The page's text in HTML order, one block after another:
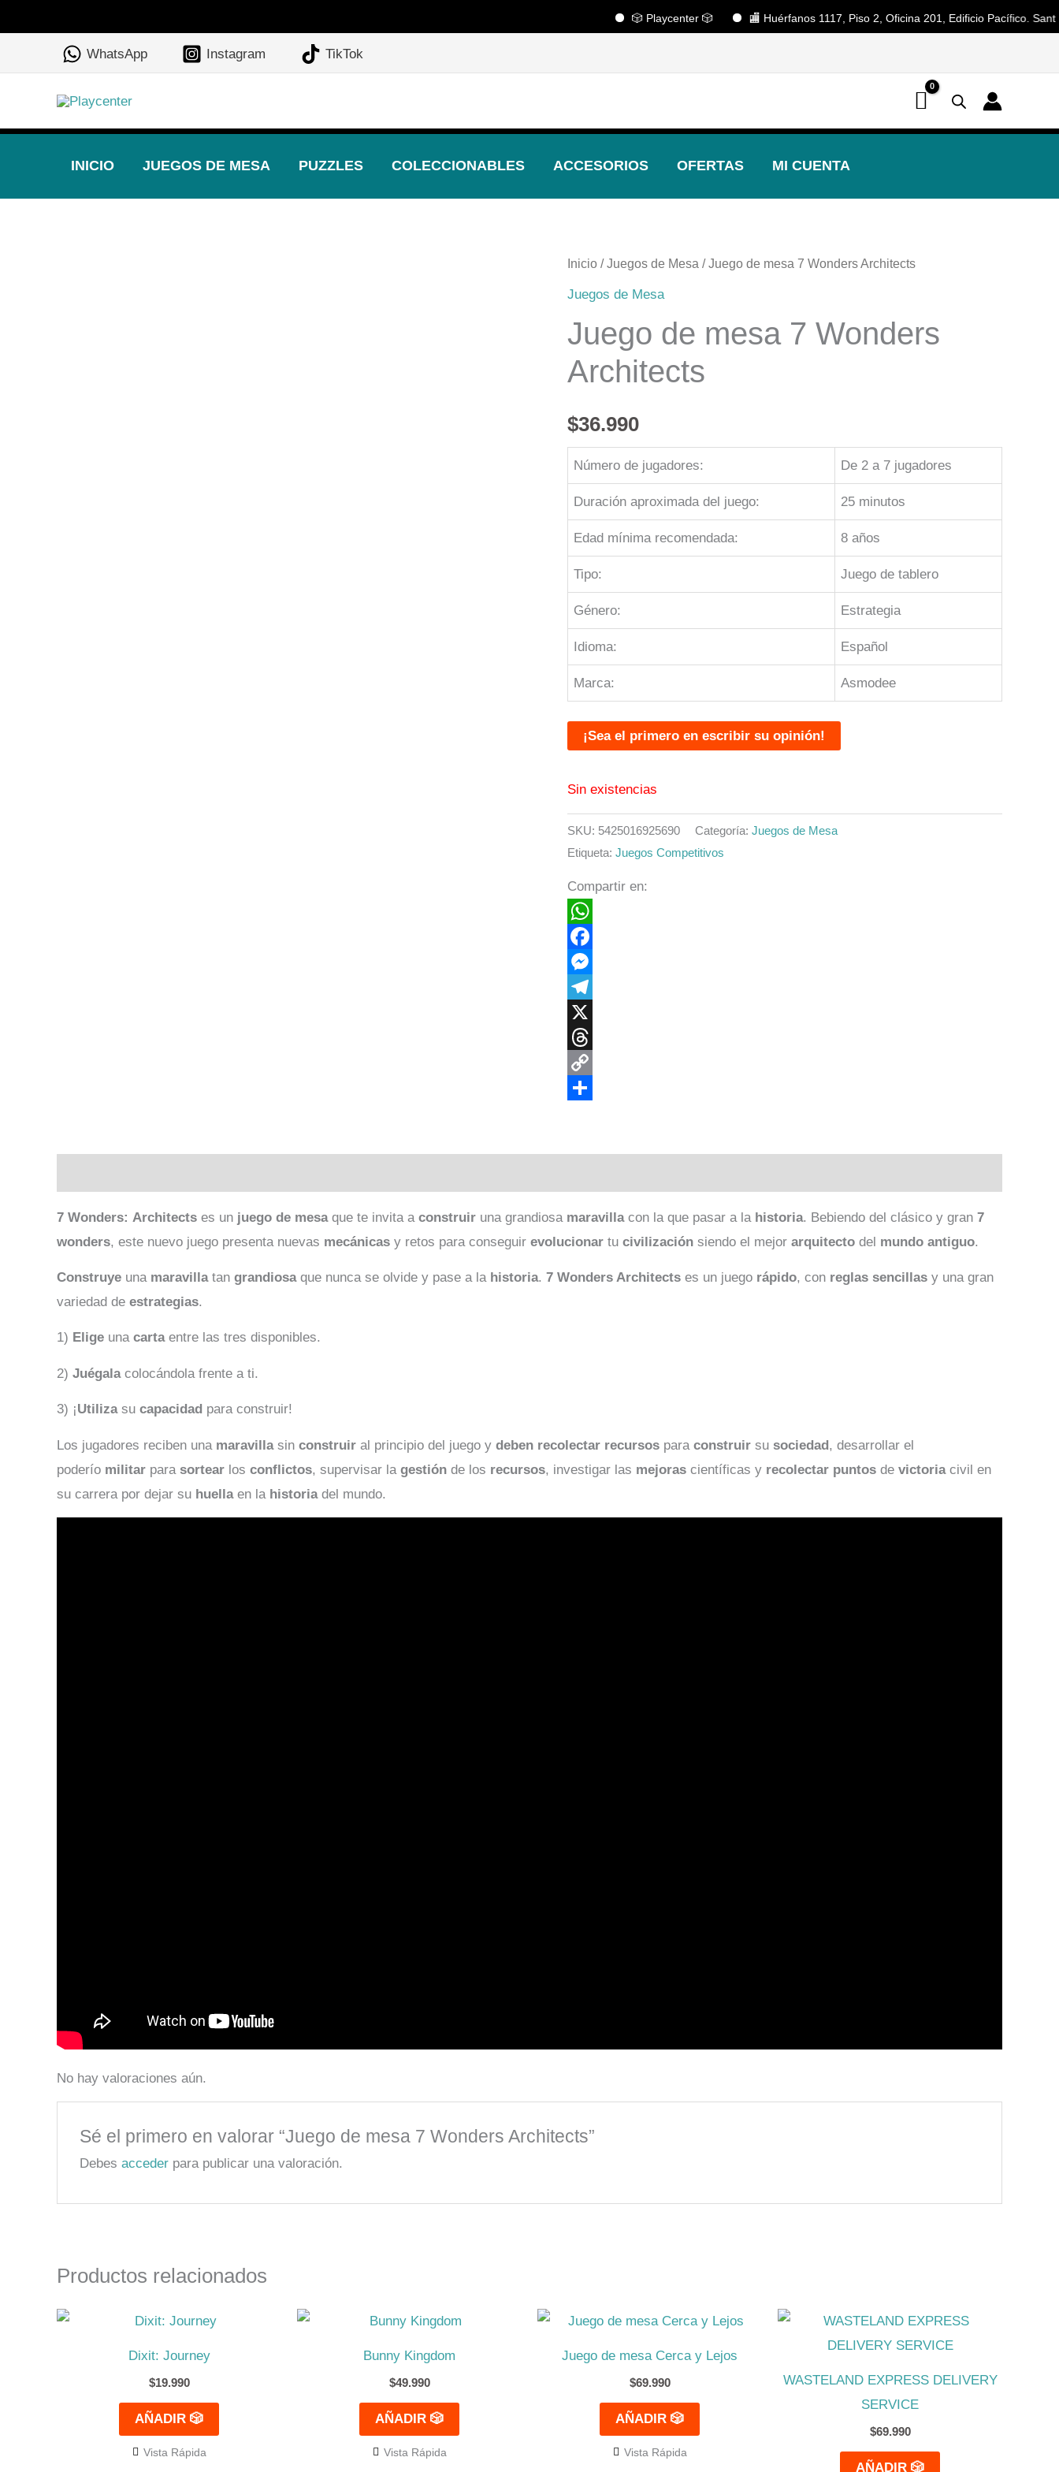
🎲 Playcenter 🎲 🏬 Huérfanos 1117, Piso 2, Oficina 201, Edificio Pacífico. Santiago
al
WhatsApp Instagram TikTok
INICIO JUEGOS DE MESA PUZZLES COLECCIONABLES ACCESORIOS OFERTAS MI CUENTA
Inicio /Juegos de Mesa / Juego de mesa 7 Wonders Architects
Juegos de Mesa
Juego de mesa 7 Wonders
Architects
$36.990
Número de jugadores: De 2 a 7 jugadores
Duración aproximada del juego: 25 minutos
Edad mínima recomendada: 8 años
Tipo: Juego de tablero
Género: Estrategia
Idioma: Español
Marca: Asmodee
¡Sea el primero en escribir su opinión!
Sin existencias
SKU: 5425016925690 Categoría: Juegos de Mesa
Etiqueta: Juegos Competitivos
Compartir en:
WhatsApp
Facebook
Messenger
Telegram
X
Threads
Copy
7 Wonders: Architects es un juego de mesaque te invita a construir una grandiosa maravillacon la que pasar a la historia. Bebiendo del clásico y gran 7
wonders, este nuevo juego presenta nuevas mecánicas y retos para conseguir evolucionar tu civilización siendo el mejor arquitecto del mundo antiguo.
Construye una maravillatan grandiosaque nunca se olvide y pase a la historia. 7 Wonders Architects es un juego rápido, con reglas sencillas y una gran
variedad de estrategias.
1) Elige una cartaentre las tres disponibles.
2) Juégalacolocándola frente a ti.
3) ¡Utilizasu capacidad para construir!
Los jugadores reciben una maravillasin construir al principio del juego y deben recolectar recursos para construir su sociedad, desarrollar el
poderío militar para sortear los conflictos, supervisar la gestión de los recursos, investigar las mejoras científicas y recolectar puntos de victoriacivil en
su carrera por dejar su huellaen la historiadel mundo.
No hay valoraciones aún.
Sé el primero en valorar “Juego de mesa 7 Wonders Architects”
Debesacceder para publicar una valoración.
Productos relacionados
Dixit: Journey
$19.990
AÑADIR 🎲
Vista Rápida
Bunny Kingdom
$49.990
AÑADIR 🎲
Vista Rápida
Juego de mesa Cerca y Lejos
$69.990
AÑADIR 🎲
Vista Rápida
WASTELAND EXPRESS DELIVERY
SERVICE
$69.990
AÑADIR 🎲
📢 ¡OFERTAS! 🔥